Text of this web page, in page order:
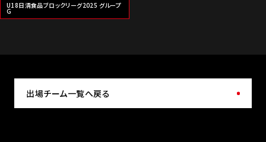
U18日清食品ブロックリーグ2025 グループ
G
出場チーム一覧へ戻る